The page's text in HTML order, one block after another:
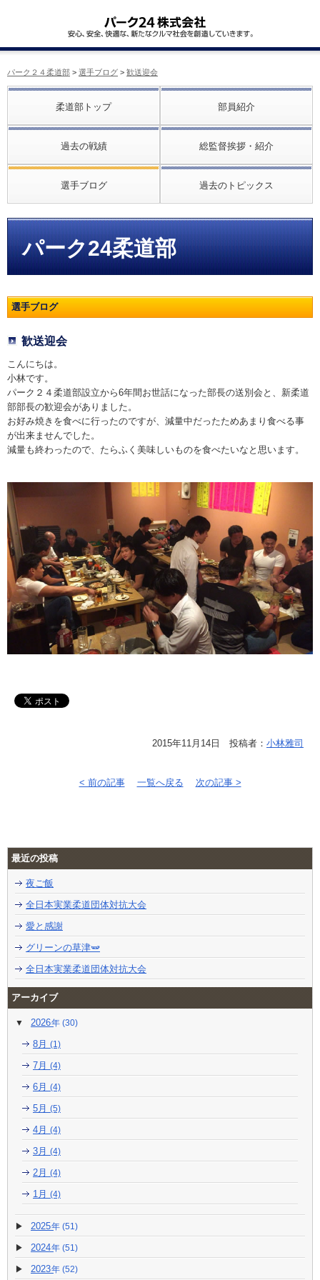
パーク２４柔道部 > 選手ブログ > 歓送迎会
柔道部トップ 部員紹介
過去の戦績 総監督挨拶・紹介
選手ブログ 過去のトピックス
パーク24柔道部
選手ブログ
歓送迎会
こんにちは。
小林です。
パーク２４柔道部設立から6年間お世話になった部長の送別会と、新柔道
部部長の歓迎会がありました。
お好み焼きを食べに行ったのですが、減量中だったためあまり食べる事
が出来ませんでした。
減量も終わったので、たらふく美味しいものを食べたいなと思います。
2015年11月14日 投稿者： 小林雅司
< 前の記事 一覧へ戻る 次の記事 >
最近の投稿
夜ご飯
全日本実業柔道団体対抗大会
愛と感謝
グリーンの草津🫛
全日本実業柔道団体対抗大会
アーカイブ
2026 (30)
8月 (1)
7月 (4)
6月 (4)
5月 (5)
4月 (4)
3月 (4)
2月 (4)
1月 (4)
2025 (51)
2024 (51)
2023 (52)